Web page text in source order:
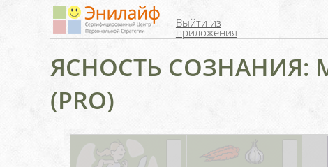
Выйти из
приложения
ЯСНОСТЬ СОЗНАНИЯ:
(PRO)